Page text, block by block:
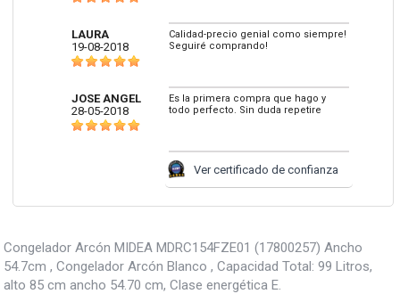
LAURA
19-08-2018
Calidad-precio genial como siempre!
Seguiré comprando!
JOSE ANGEL
28-05-2018
Es la primera compra que hago y
todo perfecto. Sin duda repetire
Ver certificado de confianza
Congelador Arcón MIDEA MDRC154FZE01 (17800257) Ancho
54.7cm , Congelador Arcón Blanco , Capacidad Total: 99 Litros,
alto 85 cm ancho 54.70 cm, Clase energética E.